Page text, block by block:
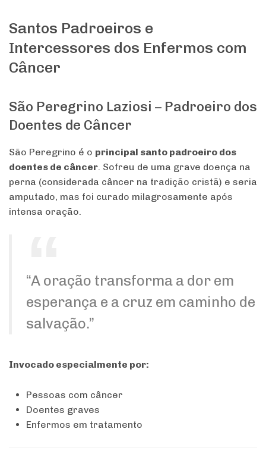
Santos Padroeiros e
Intercessores dos Enfermos com
Câncer
São Peregrino Laziosi – Padroeiro dos
Doentes de Câncer
São Peregrino é o principal santo padroeiro dos
doentes de câncer. Sofreu de uma grave doença na
perna (considerada câncer na tradição cristã) e seria
amputado, mas foi curado milagrosamente após
intensa oração.
“A oração transforma a dor em
esperança e a cruz em caminho de
salvação.”
Invocado especialmente por:
Pessoas com câncer
Doentes graves
Enfermos em tratamento